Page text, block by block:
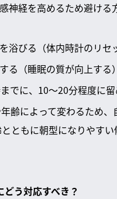
神経を高めるため避ける
浴びる（体内時計のリセ
る（睡眠の質が向上する）
でに、10～20分程度に
齢によって変わるため、
ともに朝型になりやすい
う対応すべき？